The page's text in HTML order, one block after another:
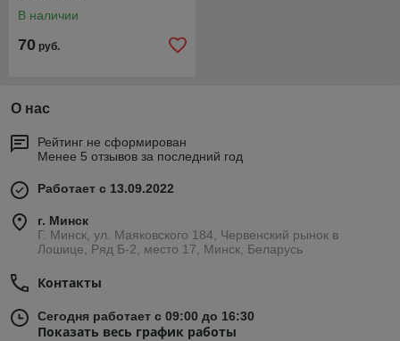
В наличии
70 руб.
О нас
Рейтинг не сформирован
Менее 5 отзывов за последний год
Работает с 13.09.2022
г. Минск
Г. Минск, ул. Маяковского 184, Червенский рынок в
Лошице, Ряд Б-2, место 17, Минск, Беларусь
Контакты
Сегодня работает с 09:00 до 16:30
Показать весь график работы